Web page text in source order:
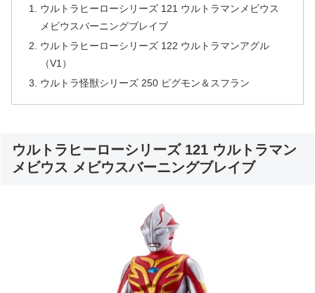
ウルトラヒーローシリーズ 121 ウルトラマンメビウス
メビウスバーニングブレイブ
ウルトラヒーローシリーズ 122 ウルトラマンアグル
（V1）
ウルトラ怪獣シリーズ 250 ピグモン＆スフラン
ウルトラヒーローシリーズ 121 ウルトラマン
メビウス メビウスバーニングブレイブ